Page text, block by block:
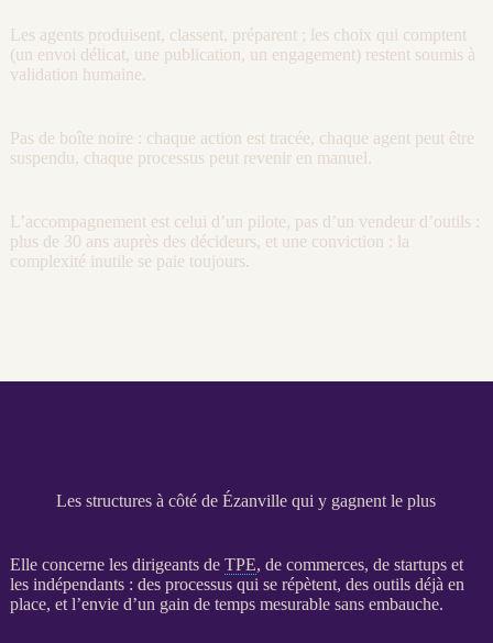
Les agents produisent, classent, préparent ; les choix qui comptent
(un envoi délicat, une publication, un engagement) restent soumis à
validation humaine.
Pas de boîte noire : chaque action est tracée, chaque agent peut être
suspendu, chaque processus peut revenir en manuel.
L’accompagnement est celui d’un pilote, pas d’un vendeur d’outils :
plus de 30 ans auprès des décideurs, et une conviction : la
complexité inutile se paie toujours.
Les structures à côté de Ézanville qui y gagnent le plus
Elle concerne les dirigeants de TPE, de commerces, de startups et
les indépendants : des processusqui se répètent, des outils déjà en
place, et l’envie d’un gain de temps mesurable sans embauche.